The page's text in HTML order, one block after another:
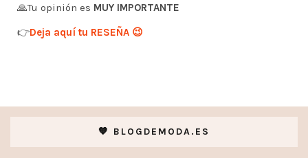
🙏Tu opinión es MUY IMPORTANTE
👉Deja aquí tu RESEÑA 😉
🧡 BLOGDEMODA.ES